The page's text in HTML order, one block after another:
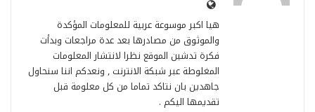
هيا اكبر موسوعة عربية للمعلومات المؤكدة
والموثوق من مصادرها بعد عدة مراجعات وبدأت
فكرة تدشين الموقع نظرا لانتشار المعلومات
المغلوطة عبر شبكة الانترنت , ونعدكم اننا سنحاول
جاهدين بان نتاكد تماما من كل معلومة قبل
تقديمها اليكم .